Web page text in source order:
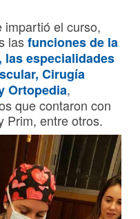
impartió el curso,
lasfunciones de la
especialidades
Cirugía
Ortopedia,
que contaron con
Prim, entre otros.